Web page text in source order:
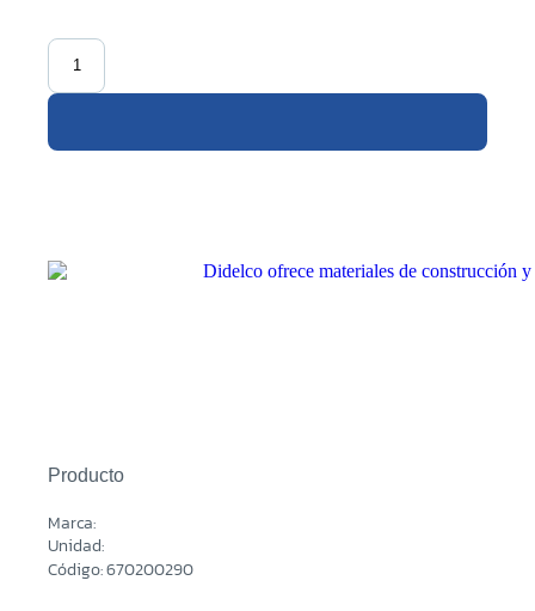
Producto
Marca:
Unidad:
Código: 670200290